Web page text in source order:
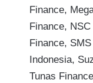
Finance,
Finance,
Finance,
Indonesia,
Tunas